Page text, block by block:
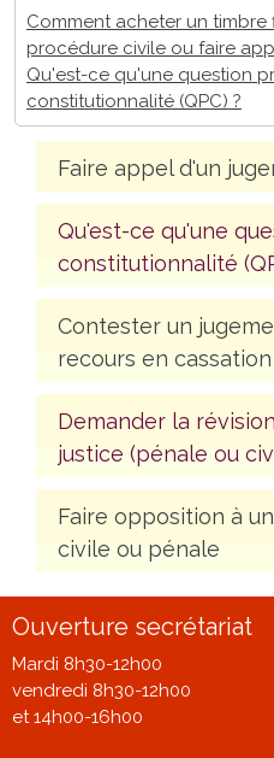
Comment acheter un
procédure civile ou faire
Qu'est-ce qu'une question
constitutionnalité (QPC) ?
Faire appel d'un
Qu'est-ce qu'une
constitutionnalité
Contester un
recours en cassation
Demander la
justice (pénale ou
Faire opposition à
civile ou pénale
Ouverture secrétariat
Mardi 8h30-12h00
vendredi 8h30-12h00
et 14h00-16h00